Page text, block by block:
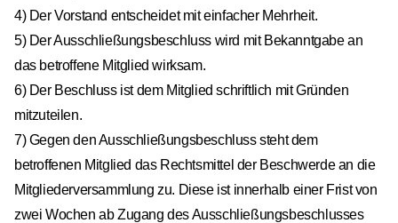
4) Der Vorstand entscheidet mit einfacher Mehrheit.
5) Der Ausschließungsbeschluss wird mit Bekanntgabe an
das betroffene Mitglied wirksam.
6) Der Beschluss ist dem Mitglied schriftlich mit Gründen
mitzuteilen.
7) Gegen den Ausschließungsbeschluss steht dem
betroffenen Mitglied das Rechtsmittel der Beschwerde an die
Mitgliederversammlung zu. Diese ist innerhalb einer Frist von
zwei Wochen ab Zugang des Ausschließungsbeschlusses